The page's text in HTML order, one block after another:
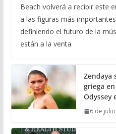
Beach volverá a recibir este
a las figuras más
definiendo el futuro de la
están a la venta
Zendaya
griega
Odyssey
6 de